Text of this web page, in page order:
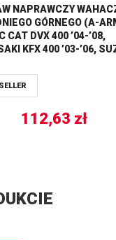
NAPRAWCZY
GÓRNEGO (A-
CAT DVX 400 ’04-’08,
KFX 400 ’03-’06,
112,63 zł